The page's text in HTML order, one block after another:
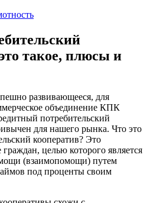
такое, плюсы и
развивающееся, для
объединение КПК
потребительский
для нашего рынка. Что это
кооператив? Это
целью которого является
(взаимопомощи) путем
под проценты своим